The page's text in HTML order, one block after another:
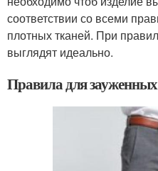
соответствии со всеми
плотных тканей. При
выглядят идеально.
Правила для зауженных